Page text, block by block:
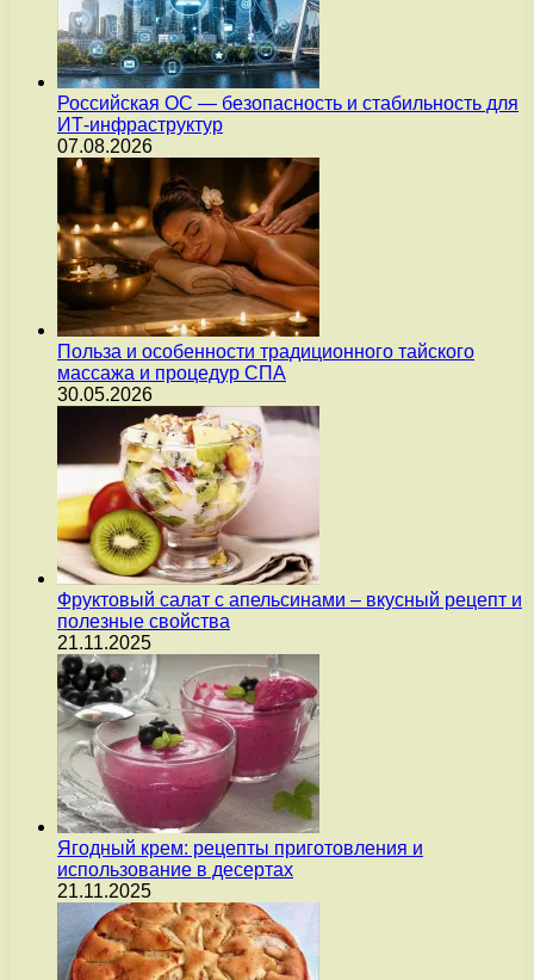
Российская ОС — безопасность и стабильность для
ИТ-инфраструктур
07.08.2026
Польза и особенности традиционного тайского
массажа и процедур СПА
30.05.2026
Фруктовый салат с апельсинами – вкусный рецепт и
полезные свойства
21.11.2025
Ягодный крем: рецепты приготовления и
использование в десертах
21.11.2025